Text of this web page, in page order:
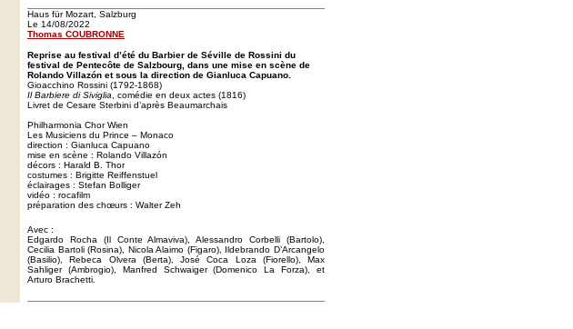
Haus für Mozart, Salzburg
Le 14/08/2022
Thomas COUBRONNE
Reprise au festival d’été du Barbier de Séville de Rossini du
festival de Pentecôte de Salzbourg, dans une mise en scène de
Rolando Villazón et sous la direction de Gianluca Capuano.
Gioacchino Rossini (1792-1868)
Il Barbiere di Siviglia , comédie en deux actes (1816)
Livret de Cesare Sterbini d’après Beaumarchais
Philharmonia Chor Wien
Les Musiciens du Prince – Monaco
direction : Gianluca Capuano
mise en scène : Rolando Villazón
décors : Harald B. Thor
costumes : Brigitte Reiffenstuel
éclairages : Stefan Bolliger
vidéo : rocafilm
préparation des chœurs : Walter Zeh
Avec :
Edgardo Rocha (Il Conte Almaviva), Alessandro Corbelli (Bartolo),
Cecilia Bartoli (Rosina), Nicola Alaimo (Figaro), Ildebrando D’Arcangelo
(Basilio), Rebeca Olvera (Berta), José Coca Loza (Fiorello), Max
Sahliger (Ambrogio), Manfred Schwaiger (Domenico La Forza), et
Arturo Brachetti.